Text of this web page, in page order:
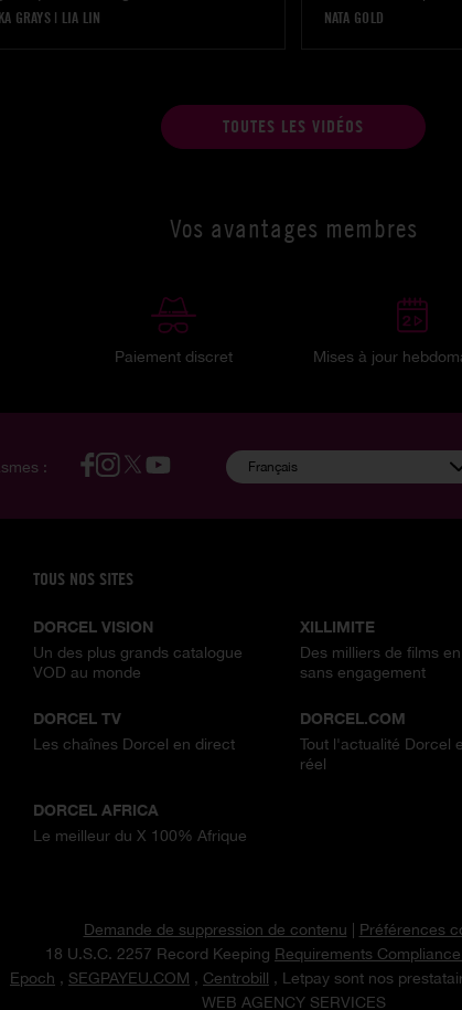
GRAYS| LIA LIN
NATA GOLD
TOUTES LES VIDÉOS
Vos avantages membres
Paiement discret Mises à jour
: Français
TOUS NOS SITES
DORCEL VISION
Un des plus grands catalogue
VOD au monde
XILLIMITE
Des milliers de films
sans engagement
DORCEL TV
Les chaînes Dorcel en direct
DORCEL.COM
Tout l'actualité Dorcel
réel
DORCEL AFRICA
Le meilleur du X 100% Afrique
Demande de suppression de contenu
Préférences
18 U.S.C. 2257 Record Keeping Requirements
Epoch , SEGPAYEU.COM , Centrobill , Letpay sont nos
WEB AGENCY SERVICES